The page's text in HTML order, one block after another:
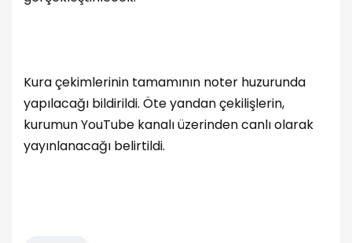
Kura çekimlerinin tamamının noter huzurunda
yapılacağı bildirildi. Öte yandan çekilişlerin,
kurumun YouTube kanalı üzerinden canlı olarak
yayınlanacağı belirtildi.